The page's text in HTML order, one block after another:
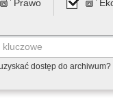
Prawo
dostęp do archiwum?